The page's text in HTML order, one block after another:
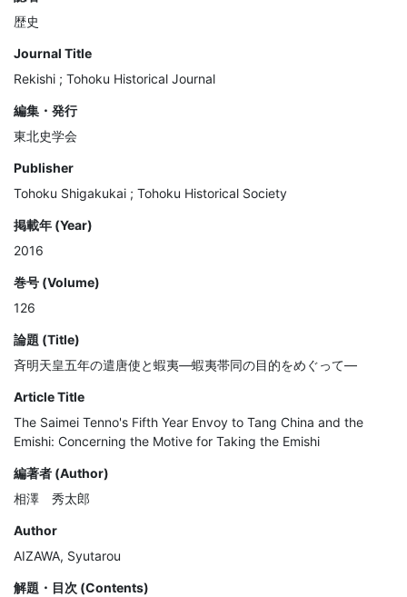
歴史
Journal Title
Rekishi ; Tohoku Historical Journal
編集・発行
東北史学会
Publisher
Tohoku Shigakukai ; Tohoku Historical Society
掲載年 (Year)
2016
巻号 (Volume)
126
論題 (Title)
斉明天皇五年の遣唐使と蝦夷―蝦夷帯同の目的をめぐって―
Article Title
The Saimei Tenno's Fifth Year Envoy to Tang China and the
Emishi: Concerning the Motive for Taking the Emishi
編著者 (Author)
相澤 秀太郎
Author
AIZAWA, Syutarou
解題・目次 (Contents)